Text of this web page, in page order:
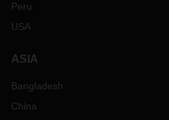
Peru
USA
ASIA
Bangladesh
China